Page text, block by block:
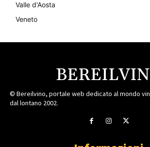
Valle d'Aosta
Veneto
© Bereilvino, portale web dedicato al mondo
dal lontano 2002.